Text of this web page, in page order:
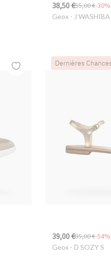
38,50 €55,00 €-30%
Geox- J WASHIBA
Dernières
39,00 €85,00 €-54%
Geox- D SOZY S